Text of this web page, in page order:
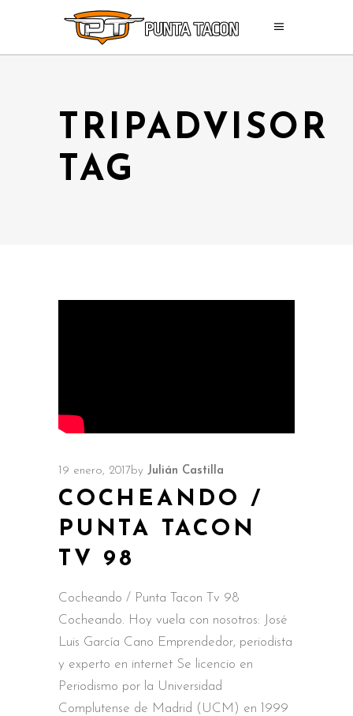
TRIPADVISOR
TAG
19 enero, 2017 by Julián Castilla
COCHEANDO /
PUNTA TACON
TV 98
Cocheando / Punta Tacon Tv 98
Cocheando. Hoy vuela con nosotros: José
Luis García Cano Emprendedor, periodista
y experto en internet Se licencio en
Periodismo por la Universidad
Complutense de Madrid (UCM) en 1999